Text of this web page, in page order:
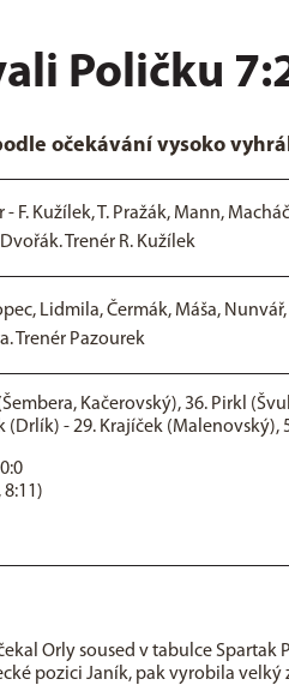
Poličku
očekávání vysoko
F. Kužílek, T. Pražák, Mann,
Trenér R. Kužílek
Lidmila, Čermák, Máša,
Trenér Pazourek
Kačerovský), 36. Pirkl
(Drlík) - 29. Krajíček (Malenovský),
8:11)
Orly soused v tabulce Spartak
pozici Janík, pak vyrobila velký